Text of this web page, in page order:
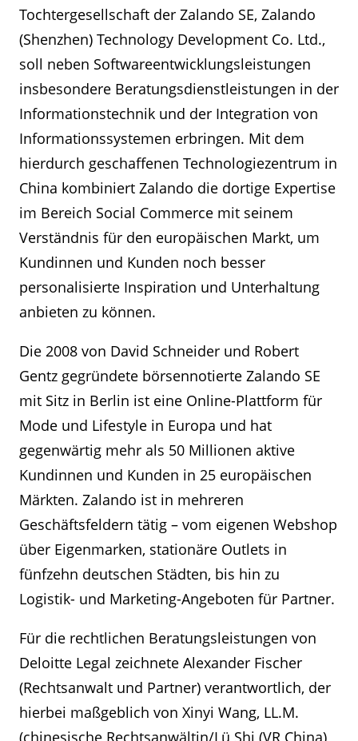
Tochtergesellschaft der Zalando SE, Zalando
(Shenzhen) Technology Development Co. Ltd.,
soll neben Softwareentwicklungsleistungen
insbesondere Beratungsdienstleistungen in der
Informationstechnik und der Integration von
Informationssystemen erbringen. Mit dem
hierdurch geschaffenen Technologiezentrum in
China kombiniert Zalando die dortige Expertise
im Bereich Social Commerce mit seinem
Verständnis für den europäischen Markt, um
Kundinnen und Kunden noch besser
personalisierte Inspiration und Unterhaltung
anbieten zu können.
Die 2008 von David Schneider und Robert
Gentz gegründete börsennotierte Zalando SE
mit Sitz in Berlin ist eine Online-Plattform für
Mode und Lifestyle in Europa und hat
gegenwärtig mehr als 50 Millionen aktive
Kundinnen und Kunden in 25 europäischen
Märkten. Zalando ist in mehreren
Geschäftsfeldern tätig – vom eigenen Webshop
über Eigenmarken, stationäre Outlets in
fünfzehn deutschen Städten, bis hin zu
Logistik- und Marketing-Angeboten für Partner.
Für die rechtlichen Beratungsleistungen von
Deloitte Legal zeichnete Alexander Fischer
(Rechtsanwalt und Partner) verantwortlich, der
hierbei maßgeblich von Xinyi Wang, LL.M.
(chinesische Rechtsanwältin/Lü Shi (VR China)